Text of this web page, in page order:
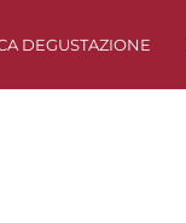
DEGUSTAZIONE